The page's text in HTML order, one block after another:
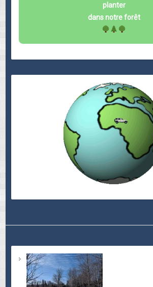
planter
dans notre forêt